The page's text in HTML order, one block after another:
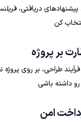
پیشنهادهای دریافتی،
کن
طراحی، بر روی پروژه
داشته باشی